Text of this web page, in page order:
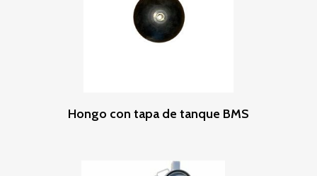
Leer Más
Hongo con tapa de tanque BMS